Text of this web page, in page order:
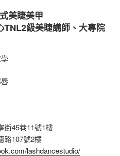
美睫美甲
TNL2級美睫講師、大專院
街45巷11號1樓
路107號2樓
lashdancestudio/